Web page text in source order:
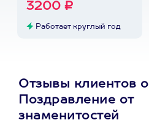
3200 ₽
Работает круглый год
Отзывы клиентов о
Поздравление от
знаменитостей